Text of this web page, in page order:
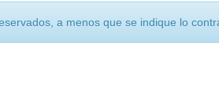
a menos que se indique lo